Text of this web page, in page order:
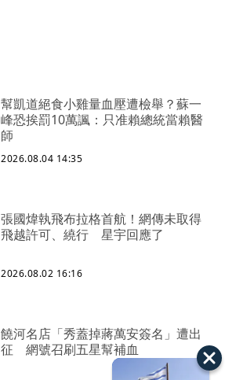
幫凱道絕食小雞量血壓遭檢舉？蘇一
峰恐挨罰10萬諷：只准賴總統當賴醫
師
2026.08.04 14:35
張國煒執飛布拉格首航！網傳未取得
飛越許可、繞行 星宇回應了
2026.08.02 16:16
饒河名店「秀蓋掉蔣萬安簽名」遭出
征 網號召刷五星幫補血